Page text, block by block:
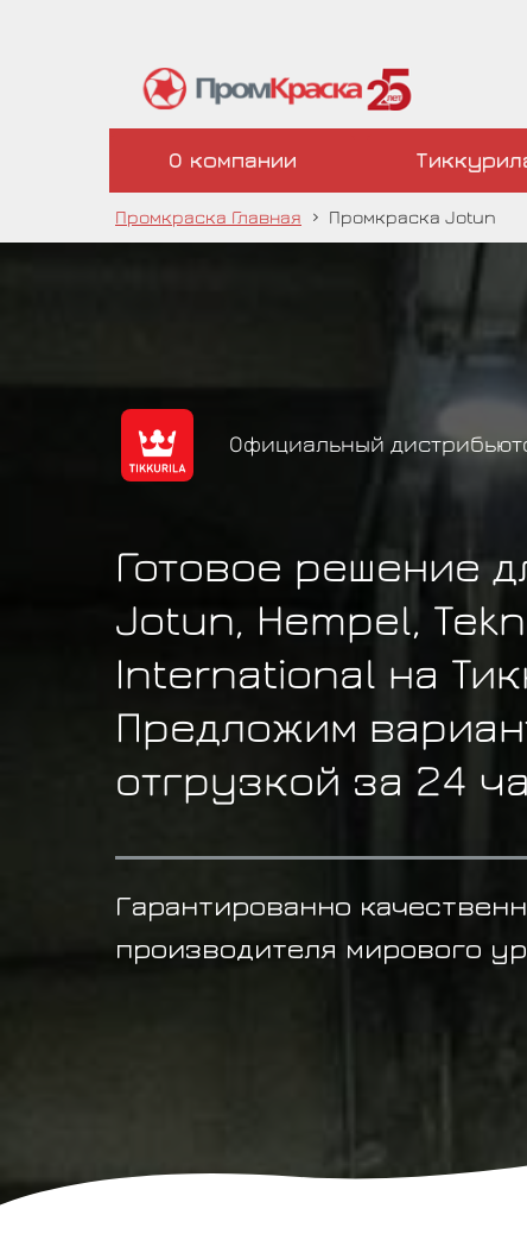
О компании
Промкраска Главная › Промкраска Jotun
Официальный
Готовое решение
Jotun, Hempel,
International на
Предложим
отгрузкой за 24
Гарантированно
производителя мирового